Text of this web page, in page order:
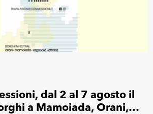
dal 2 al 7 agosto il
a Mamoiada, Orani,